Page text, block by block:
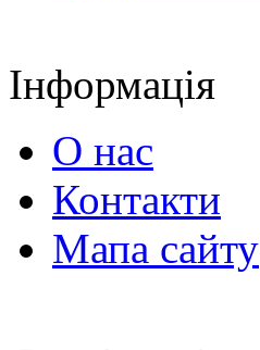
Інформація
О нас
Контакти
Мапа сайту